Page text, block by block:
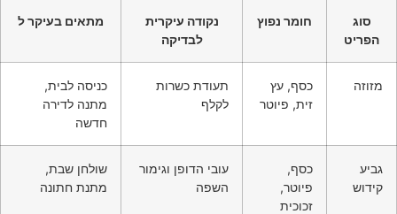
סוג
הפריט
חומר נפוץ
נקודה עיקרית
לבדיקה
מתאים בעיקר ל
מזוזה
כסף, עץ
זית, פיוטר
תעודת כשרות
לקלף
כניסה לבית,
מתנה לדירה
חדשה
גביע
קידוש
כסף,
פיוטר,
זכוכית
עובי הדופן וגימור
השפה
שולחן שבת,
מתנת חתונה